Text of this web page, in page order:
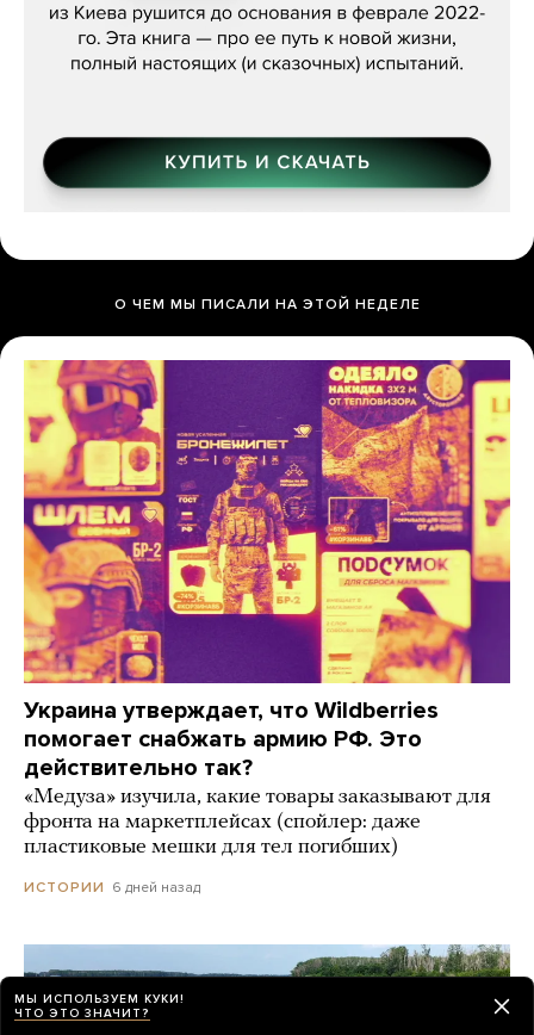
О ЧЕМ МЫ ПИСАЛИ НА ЭТОЙ НЕДЕЛЕ
Украина утверждает, что Wildberries
помогает снабжать армию РФ. Это
действительно так?
«Медуза» изучила, какие товары заказывают для
фронта на маркетплейсах (спойлер: даже
пластиковые мешки для тел погибших)
ИСТОРИИ 6 дней назад
МЫ ИСПОЛЬЗУЕМ КУКИ!
ЧТО ЭТО ЗНАЧИТ?